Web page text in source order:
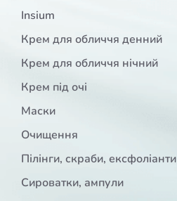
Insium
Крем для обличчя денний
Крем для обличчя нічний
Крем під очі
Маски
Очищення
Пілінги, скраби, ексфоліанти
Сироватки, ампули